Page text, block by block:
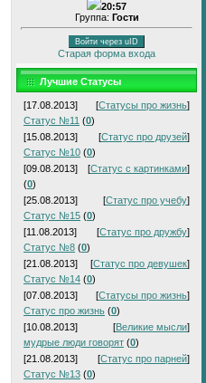
20:57
Группа: Гости
Войти через uID
Старая форма входа
Лучшие Статусы
[17.08.2013] [Статусы про жизнь]
Статус №11 (0)
[15.08.2013]
[Статус про друзей]
Статус №10 (0)
[09.08.2013]
[Статус с картинками]
(0)
[25.08.2013]
[Статус про учебу]
Статус №15 (0)
[11.08.2013]
[Статус про дружбу]
Статус №8 (0)
[21.08.2013]
[Статус про девушек]
Статус №14 (0)
[07.08.2013]
[Статусы про жизнь]
Статус про жизнь (0)
[10.08.2013]
[Великие мысли]
мудрые люди говорят (0)
[21.08.2013]
[Статус про парней]
Статус №13 (0)